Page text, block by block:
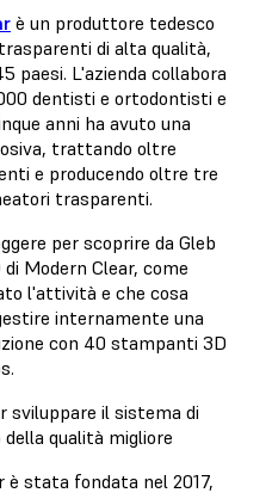
è un produttore tedesco
di alta qualità,
paesi. L'azienda collabora
dentisti e ortodontisti e
anni ha avuto una
trattando oltre
e producendo oltre tre
trasparenti.
per scoprire da Gleb
Modern Clear, come
l'attività e che cosa
internamente una
con 40 stampanti 3D
sviluppare il sistema di
qualità migliore
è stata fondata nel 2017,